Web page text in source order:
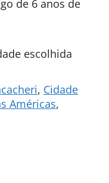
de 6 anos de
escolhida
, Cidade
Américas,